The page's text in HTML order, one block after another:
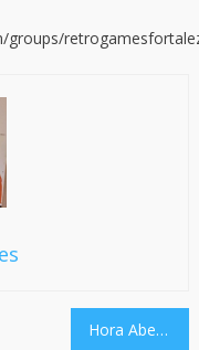
groups/
Hora Aberta